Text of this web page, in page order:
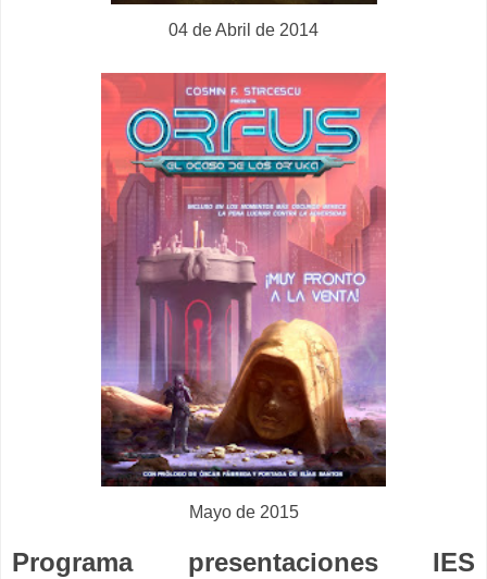
04 de Abril de 2014
Mayo de 2015
Programa presentaciones IES